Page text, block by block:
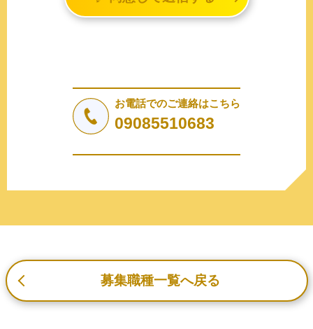
情報（個人識別情報）を指します。
a.応募者等からのお問い合わせに対応・管理するため
b.本ウェブサイトにおけるサービスの提供・運用のため
3. プライバシー尊重
4. 法令等の遵守
応募者等の個人情報の取得、利用その他一切の取り扱いに
令、及び本プライバシーポリシーを遵守します。
お電話でのご連絡はこちら
09085510683
募集職種一覧へ戻る